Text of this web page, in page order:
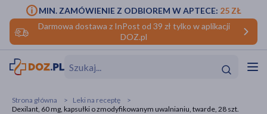
Darmowa dostawa z InPost od 39 zł tylko w aplikacji
DOZ.pl
MIN. ZAMÓWIENIE Z ODBIOREM W APTECE: 25 ZŁ
Strona główna
Leki na receptę
Dexilant, 60 mg, kapsułki o zmodyfikowanym uwalnianiu, twarde, 28 szt.